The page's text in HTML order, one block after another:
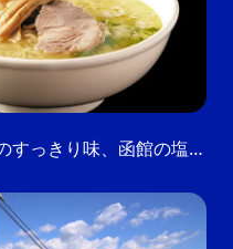
昔ながらのすっきり味、函館の塩ラーメン